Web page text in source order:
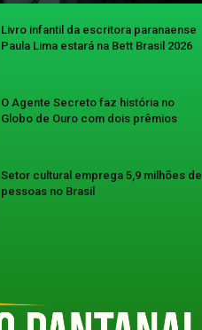
Livro infantil da escritora paranaense
Paula Lima estará na Bett Brasil 2026
O Agente Secreto faz história no
Globo de Ouro com dois prêmios
Setor cultural emprega 5,9 milhões de
pessoas no Brasil